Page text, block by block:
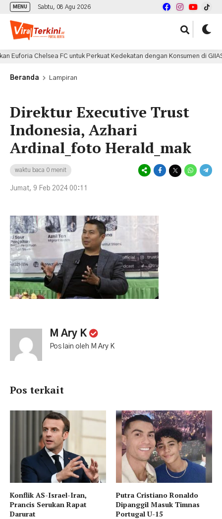
MENU Sabtu, 08 Agu 2026
Chelsea FC untuk Perkuat Kedekatan dengan Konsumen di GIIAS
Beranda Lampiran
Direktur Executive Trust
Indonesia, Azhari
Ardinal_foto Herald_mak
waktu baca 0 menit
Jumat, 9 Feb 2024 00:11
M Ary K
Pos lain oleh M Ary K
Pos terkait
Konflik AS-Israel-Iran,
Prancis Serukan Rapat
Darurat
Putra Cristiano Ronaldo
Dipanggil Masuk Timnas
Portugal U-15